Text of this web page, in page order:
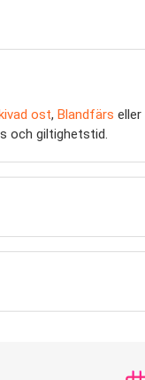
ost, Blandfärs eller
och giltighetstid.